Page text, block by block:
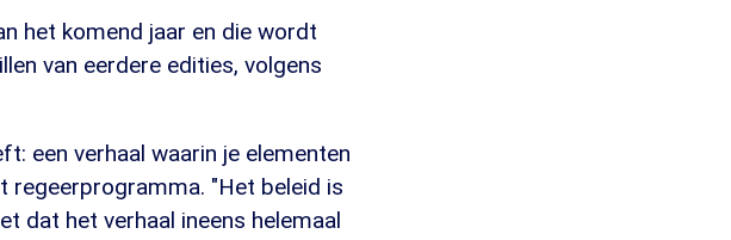
het komend jaar en die wordt
van eerdere edities, volgens
een verhaal waarin je elementen
regeerprogramma. "Het beleid is
dat het verhaal ineens helemaal